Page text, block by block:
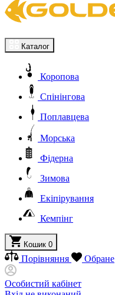
Каталог
Коропова
Спінінгова
Поплавцева
Морська
Фідерна
Зимова
Екіпірування
Кемпінг
Кошик 0
Порівняння Обране
Особистий кабінет